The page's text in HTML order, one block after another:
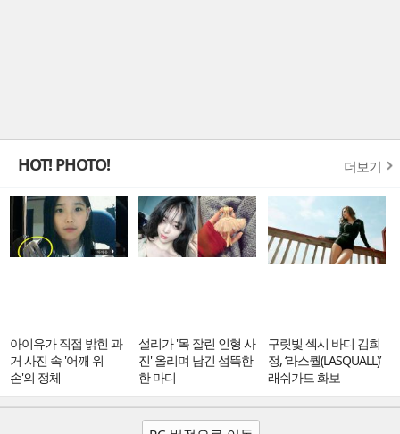
HOT! PHOTO! 더보기
아이유가 직접 밝힌 과
거 사진 속 '어깨 위
손'의 정체
설리가 '목 잘린 인형 사
진' 올리며 남긴 섬뜩한
한 마디
구릿빛 섹시 바디 김희
정, ‘라스퀄(LASQUALL)’
래쉬가드 화보